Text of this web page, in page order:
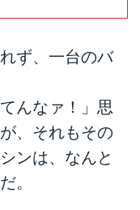
ず、一台のバ
んなァ！」思
、それもその
ンは、なんと
。